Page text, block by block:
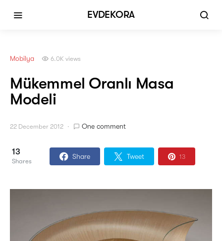
EVDEKORA
Mobilya 6.0K views
Mükemmel Oranlı Masa
Modeli
22 December 2012 One comment
13
Shares
Share Tweet 13